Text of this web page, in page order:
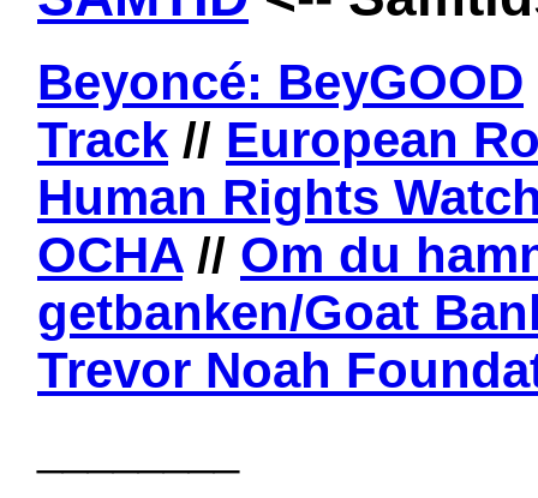
Beyoncé: BeyGOOD
Track // European
Human Rights
OCHA// Om du
getbanken/Goat
Trevor Noah